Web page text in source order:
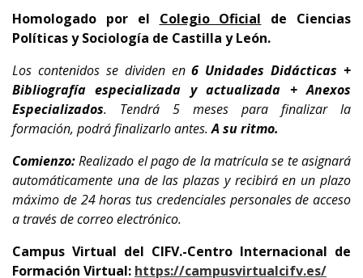
Homologado por el Colegio Oficial de Ciencias
Políticas y Sociología de Castilla y León.
Los contenidos se dividen en6 Unidades Didácticas +
Bibliografía especializada y actualizada + Anexos
Especializados. Tendrá 5 meses para finalizar la
formación, podrá finalizarlo antes.A su ritmo.
Comienzo:Realizado el pago de la matrícula se te asignará
automáticamente una de las plazas y recibirá en un plazo
máximo de 24 horas tus credenciales personales de acceso
a través de correo electrónico.
Campus Virtual del CIFV.-Centro Internacional de
Formación Virtual: https://campusvirtualcifv.es/